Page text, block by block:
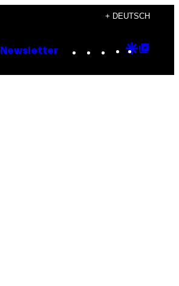
+ DEUTSCH
Newsletter Instagram
TikTok
YouTube
Google